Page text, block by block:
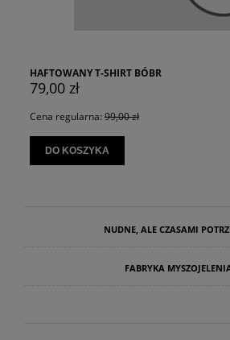
HAFTOWANY T-SHIRT BÓBR
79,00 zł
Cena regularna: 99,00 zł
DO KOSZYKA
NUDNE, ALE CZASAMI
FABRYKA